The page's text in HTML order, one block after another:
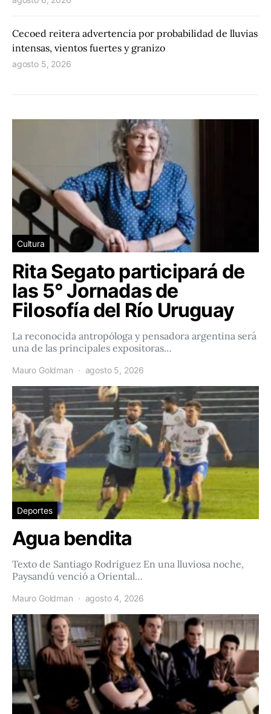
Cecoed reitera advertencia por probabilidad de lluvias
intensas, vientos fuertes y granizo
agosto 5, 2026
Cultura
Rita Segato participará de
las 5° Jornadas de
Filosofía del Río Uruguay
La reconocida antropóloga y pensadora argentina será
una de las principales expositoras…
Mauro Goldman agosto 5, 2026
Deportes
Agua bendita
Texto de Santiago Rodríguez En una lluviosa noche,
Paysandú venció a Oriental…
Mauro Goldman agosto 4, 2026